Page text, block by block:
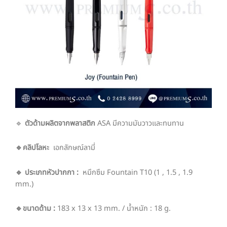
🔹 ตัวด้ามผลิตจากพลาสติก ASA มีความมันวาวและทนทาน
🔹คลิปโลหะ เอกลักษณ์ลามี่
🔹 ประเภทหัวปากกา : หมึกซึม Fountain T10 (1 , 1.5 , 1.9
mm.)
🔹ขนาดด้าม : 183 x 13 x 13 mm. / น้ำหนัก : 18 g.